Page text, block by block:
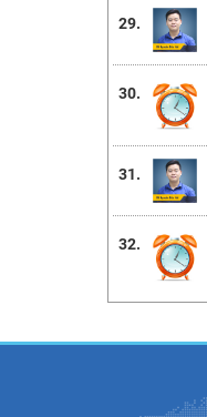
29.
30.
31.
32.